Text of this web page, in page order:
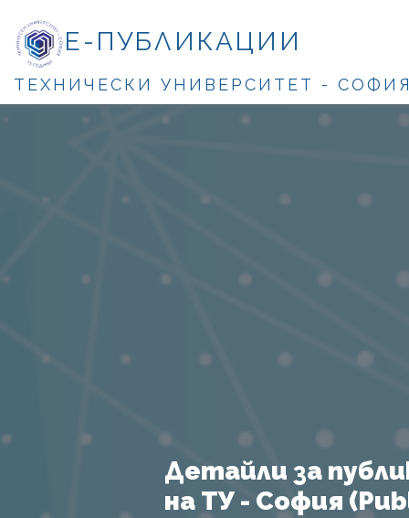
Е-ПУБЛИКАЦИИ
ТЕХНИЧЕСКИ УНИВЕРСИТЕТ -
Детайли за
на ТУ - София